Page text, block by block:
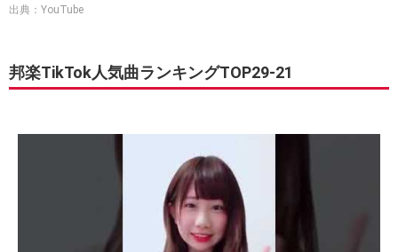
出典：YouTube
邦楽TikTok人気曲ランキングTOP29-21